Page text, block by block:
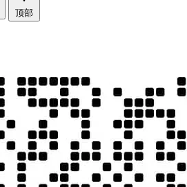
顶部